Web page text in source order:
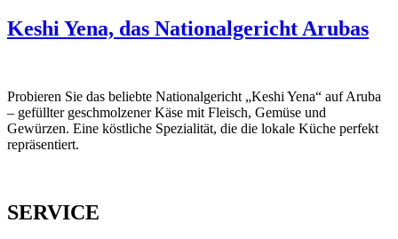
Keshi Yena, das Nationalgericht Arubas
Probieren Sie das beliebte Nationalgericht „Keshi Yena“ auf Aruba
– gefüllter geschmolzener Käse mit Fleisch, Gemüse und
Gewürzen. Eine köstliche Spezialität, die die lokale Küche perfekt
repräsentiert.
SERVICE